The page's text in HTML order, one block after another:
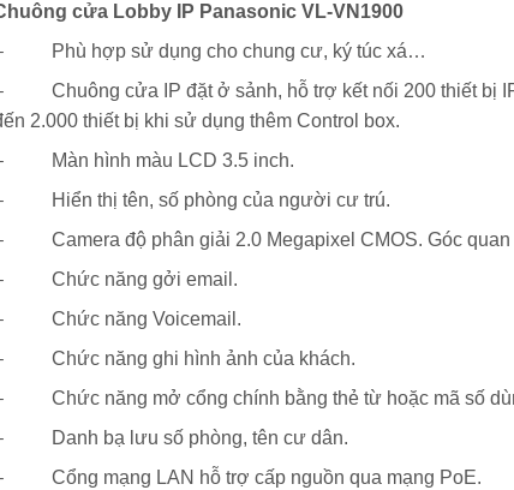
cửa Lobby IP Panasonic VL-VN1900
Phù hợp sử dụng cho chung cư, ký túc xá…
Chuông cửa IP đặt ở sảnh, hỗ trợ kết nối 200 thiết bị IP
2.000 thiết bị khi sử dụng thêm Control box.
Màn hình màu LCD 3.5 inch.
Hiển thị tên, số phòng của người cư trú.
Camera độ phân giải 2.0 Megapixel CMOS. Góc quan
Chức năng gởi email.
Chức năng Voicemail.
Chức năng ghi hình ảnh của khách.
Chức năng mở cổng chính bằng thẻ từ hoặc mã số
Danh bạ lưu số phòng, tên cư dân.
Cổng mạng LAN hỗ trợ cấp nguồn qua mạng PoE.